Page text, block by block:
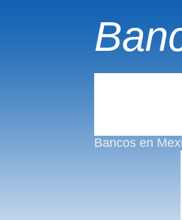
Bancos en